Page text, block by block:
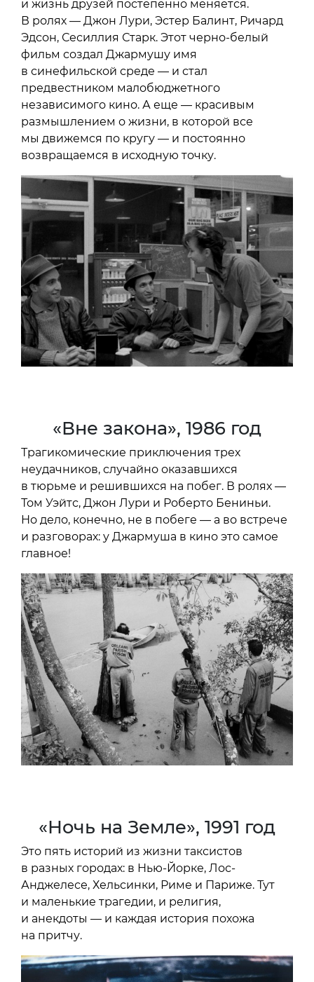
и жизнь друзей постепенно меняется.
В ролях — Джон Лури, Эстер Балинт, Ричард
Эдсон, Сесиллия Старк. Этот черно-белый
фильм создал Джармушу имя
в синефильской среде — и стал
предвестником малобюджетного
независимого кино. А еще — красивым
размышлением о жизни, в которой все
мы движемся по кругу — и постоянно
возвращаемся в исходную точку.
«Вне закона», 1986 год
Трагикомические приключения трех
неудачников, случайно оказавшихся
в тюрьме и решившихся на побег. В ролях —
Том Уэйтс, Джон Лури и Роберто Бениньи.
Но дело, конечно, не в побеге — а во встрече
и разговорах: у Джармуша в кино это самое
главное!
«Ночь на Земле», 1991 год
Это пять историй из жизни таксистов
в разных городах: в Нью-Йорке, Лос-
Анджелесе, Хельсинки, Риме и Париже. Тут
и маленькие трагедии, и религия,
и анекдоты — и каждая история похожа
на притчу.